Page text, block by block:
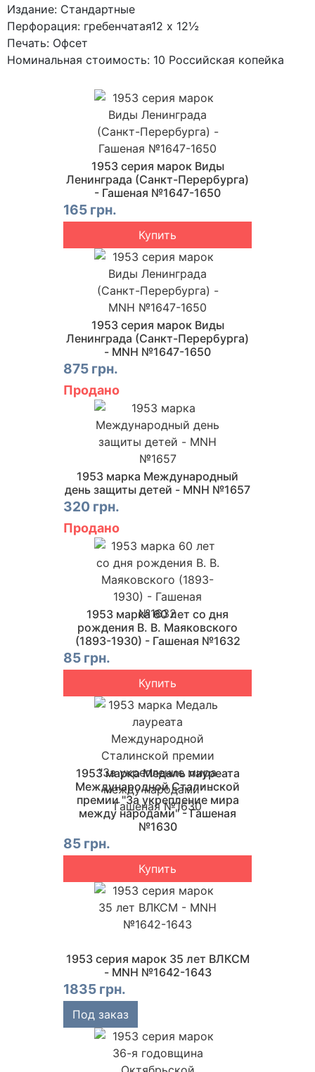
Издание: Стандартные
Перфорация: гребенчатая12 x 12½
Печать: Офсет
Номинальная стоимость: 10 Российская копейка
1953 серия марок Виды
Ленинграда (Санкт-Перербурга)
- Гашеная №1647-1650
165 грн.
Купить
1953 серия марок Виды
Ленинграда (Санкт-Перербурга)
- MNH №1647-1650
875 грн.
Продано
1953 марка Международный
день защиты детей - MNH №1657
320 грн.
Продано
1953 марка 60 лет со дня
рождения В. В. Маяковского
(1893-1930) - Гашеная №1632
85 грн.
Купить
1953 марка Медаль лауреата
Международной Сталинской
премии "За укрепление мира
между народами" - Гашеная
№1630
85 грн.
Купить
1953 серия марок 35 лет ВЛКСМ
- MNH №1642-1643
1835 грн.
Под заказ